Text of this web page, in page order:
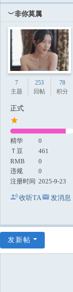
︶非你莫属
7
主题
253
回帖
78
积分
正式
精华
0
Ｔ豆
461
RMB
0
违规
0
注册时间 2025-9-23
收听TA 发消息
发新帖